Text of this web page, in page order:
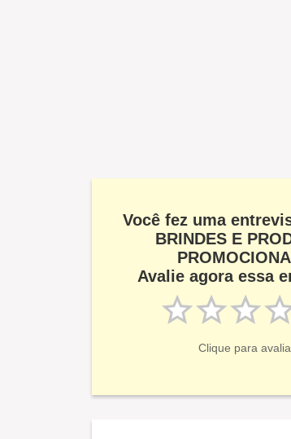
Você fez uma
BRINDES E
Avalie agora essa
Clique para